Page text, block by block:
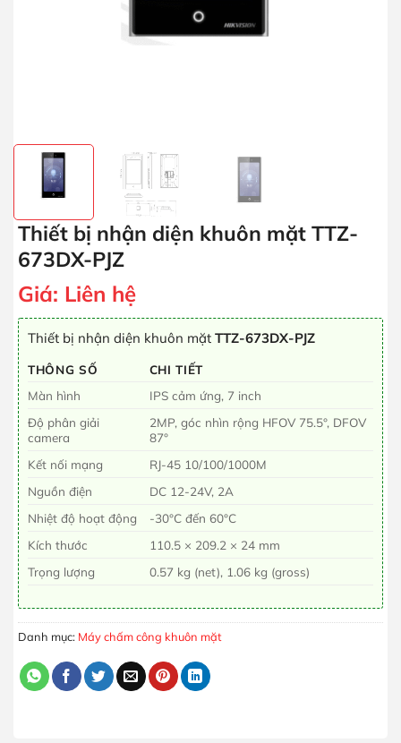
Thiết bị nhận diện khuôn mặt TTZ-
673DX-PJZ
Giá: Liên hệ
Thiết bị nhận diện khuôn mặt TTZ-673DX-PJZ
THÔNG SỐ
CHI TIẾT
Màn hình
IPS cảm ứng, 7 inch
Độ phân giải
camera
2MP, góc nhìn rộng HFOV 75.5°, DFOV
87°
Kết nối mạng
RJ-45 10/100/1000M
Nguồn điện
DC 12-24V, 2A
Nhiệt độ hoạt động
-30°C đến 60°C
Kích thước
110.5 × 209.2 × 24 mm
Trọng lượng
0.57 kg (net), 1.06 kg (gross)
Danh mục: Máy chấm công khuôn mặt